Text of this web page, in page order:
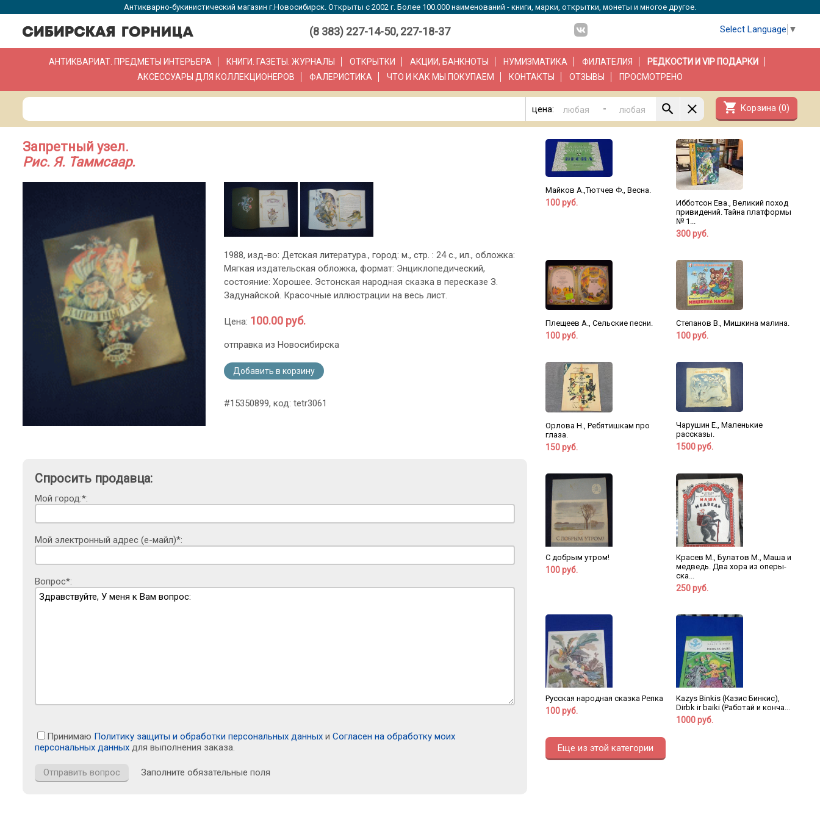
Антикварно-букинистический магазин г.Новосибирск. Открыты с 2002 г. Более 100.000 наименований - книги, марки, открытки, монеты и многое другое.
(8 383) 227-14-50, 227-18-37 Select Language ▼
АНТИКВАРИАТ. ПРЕДМЕТЫ ИНТЕРЬЕРА КНИГИ. ГАЗЕТЫ. ЖУРНАЛЫ ОТКРЫТКИ АКЦИИ, БАНКНОТЫ НУМИЗМАТИКА ФИЛАТЕЛИЯ
РЕДКОСТИ И VIP ПОДАРКИ
АКСЕССУАРЫ ДЛЯ КОЛЛЕКЦИОНЕРОВ
ФАЛЕРИСТИКА ЧТО И КАК МЫ ПОКУПАЕМ КОНТАКТЫ ОТЗЫВЫ ПРОСМОТРЕНО
цена: - shopping_cart Корзина (0)
Запретный узел.
Рис. Я. Таммсаар.
1988, изд-во: Детская литература., город: м., стр. : 24 с., ил., обложка:
Мягкая издательская обложка, формат: Энциклопедический,
состояние: Хорошее. Эстонская народная сказка в пересказе З.
Задунайской. Красочные иллюстрации на весь лист.
Цена: 100.00 руб.
отправка из Новосибирска
Добавить в корзину
#15350899, код: tetr3061
Спросить продавца:
Мой город:*:
Мой электронный адрес (е-майл)*:
Вопрос*:
Принимаю Политику защиты и обработки персональных данных и Согласен на обработку моих
персональных данных для выполнения заказа.
Заполните обязательные поля
Майков А.,Тютчев Ф., Весна.
100 руб.
Ибботсон Ева., Великий поход
привидений. Тайна платформы
№ 1...
300 руб.
Плещеев А., Сельские песни.
100 руб.
Степанов В., Мишкина малина.
100 руб.
Орлова Н., Ребятишкам про
глаза.
150 руб.
Чарушин Е., Маленькие
рассказы.
1500 руб.
С добрым утром!
100 руб.
Красев М., Булатов М., Маша и
медведь. Два хора из оперы-
ска...
250 руб.
Русская народная сказка Репка
100 руб.
Kazys Binkis (Казис Бинкис),
Dirbk ir baiki (Работай и конча...
1000 руб.
Еще из этой категории